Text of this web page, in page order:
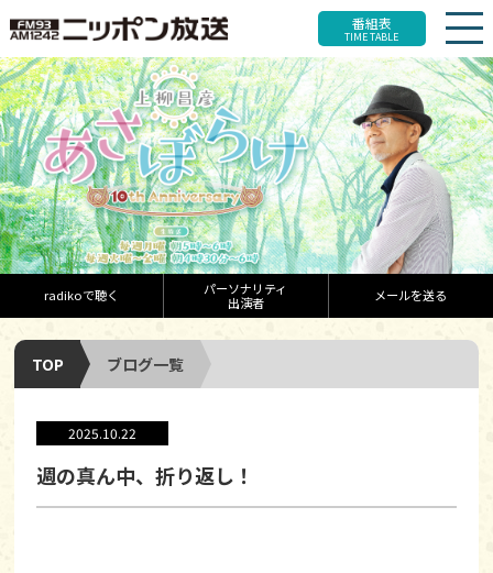
番組表
TIME TABLE
radikoで聴く
パーソナリティ
出演者
メールを送る
TOP ブログ一覧
2025.10.22
週の真ん中、折り返し！